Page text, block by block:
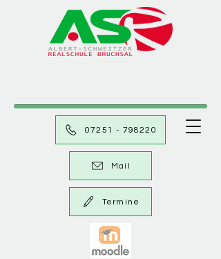
Mail
07251 - 798220
Termine